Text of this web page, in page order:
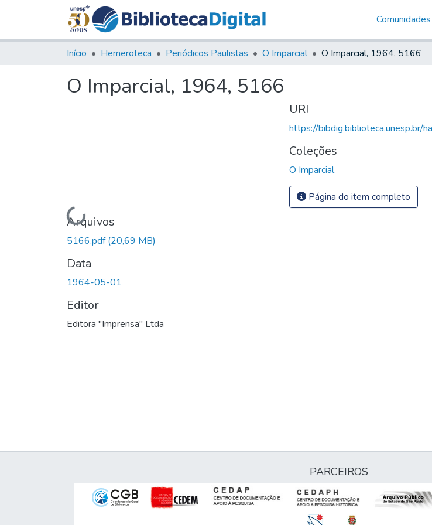
Início Hemeroteca Periódicos Paulistas O Imparcial O Imparcial, 1964, 5166
O Imparcial, 1964, 5166
Carregando...
Arquivos
5166.pdf(20,69 MB)
Data
1964-05-01
Editor
Editora "Imprensa" Ltda
URI
https://bibdig.biblioteca.unesp.br/
Coleções
O Imparcial
Página do item completo
PARCEIROS